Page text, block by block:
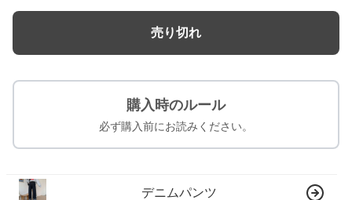
売り切れ
購入時のルール
必ず購入前にお読みください。
デニムパンツ